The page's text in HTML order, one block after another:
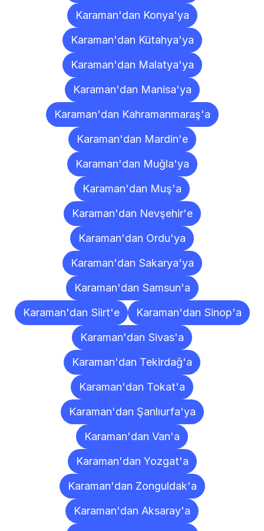
Karaman'dan Konya'ya
Karaman'dan Kütahya'ya
Karaman'dan Malatya'ya
Karaman'dan Manisa'ya
Karaman'dan Kahramanmaraş'a
Karaman'dan Mardin'e
Karaman'dan Muğla'ya
Karaman'dan Muş'a
Karaman'dan Nevşehir'e
Karaman'dan Ordu'ya
Karaman'dan Sakarya'ya
Karaman'dan Samsun'a
Karaman'dan Siirt'e
Karaman'dan Sinop'a
Karaman'dan Sivas'a
Karaman'dan Tekirdağ'a
Karaman'dan Tokat'a
Karaman'dan Şanlıurfa'ya
Karaman'dan Van'a
Karaman'dan Yozgat'a
Karaman'dan Zonguldak'a
Karaman'dan Aksaray'a